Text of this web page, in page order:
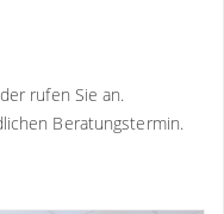
rufen Sie an.
Beratungstermin.